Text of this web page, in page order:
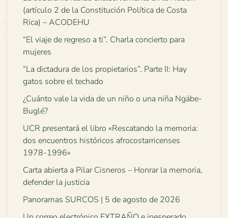
(artículo 2 de la Constitución Política de Costa
Rica) – ACODEHU
“El viaje de regreso a ti”. Charla concierto para
mujeres
“La dictadura de los propietarios”. Parte II: Hay
gatos sobre el techado
¿Cuánto vale la vida de un niño o una niña Ngäbe-
Buglé?
UCR presentará el libro «Rescatando la memoria:
dos encuentros históricos afrocostarricenses
1978-1996»
Carta abierta a Pilar Cisneros – Honrar la memoria,
defender la justicia
Panoramas SURCOS | 5 de agosto de 2026